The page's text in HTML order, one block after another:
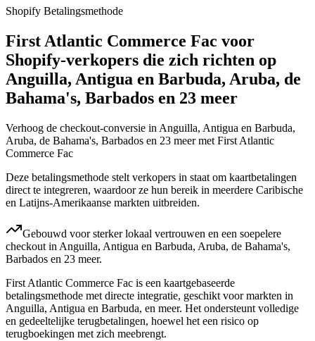
Shopify Betalingsmethode
First Atlantic Commerce Fac voor
Shopify-verkopers die zich richten op
Anguilla, Antigua en Barbuda, Aruba, de
Bahama's, Barbados en 23 meer
Verhoog de checkout-conversie in Anguilla, Antigua en Barbuda,
Aruba, de Bahama's, Barbados en 23 meer met First Atlantic
Commerce Fac
Deze betalingsmethode stelt verkopers in staat om kaartbetalingen
direct te integreren, waardoor ze hun bereik in meerdere Caribische
en Latijns-Amerikaanse markten uitbreiden.
Gebouwd voor sterker lokaal vertrouwen en een soepelere
checkout in Anguilla, Antigua en Barbuda, Aruba, de Bahama's,
Barbados en 23 meer.
First Atlantic Commerce Fac is een kaartgebaseerde
betalingsmethode met directe integratie, geschikt voor markten in
Anguilla, Antigua en Barbuda, en meer. Het ondersteunt volledige
en gedeeltelijke terugbetalingen, hoewel het een risico op
terugboekingen met zich meebrengt.